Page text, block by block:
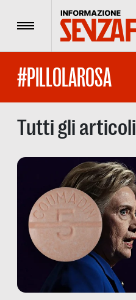
Menu
#PILLOLAROSA
Tutti gli articoli